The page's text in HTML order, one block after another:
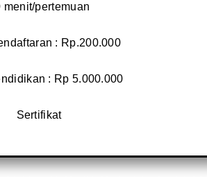
menit/pertemuan
: Rp.200.000
: Rp 5.000.000
Sertifikat